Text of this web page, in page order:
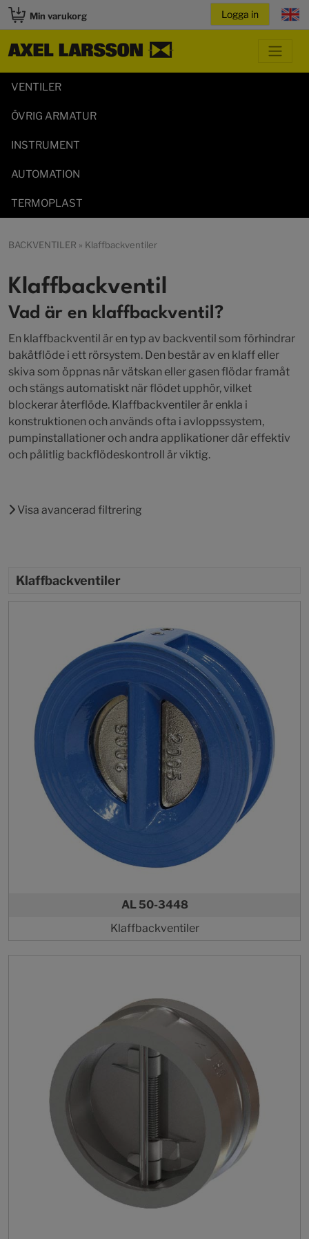
Min varukorg
VENTILER
ÖVRIG ARMATUR
INSTRUMENT
AUTOMATION
TERMOPLAST
BACKVENTILER » Klaffbackventiler
Klaffbackventil
Vad är en klaffbackventil?
En klaffbackventil är en typ av backventil som förhindrar
bakåtflöde i ett rörsystem. Den består av en klaff eller
skiva som öppnas när vätskan eller gasen flödar framåt
och stängs automatiskt när flödet upphör, vilket
blockerar återflöde. Klaffbackventiler är enkla i
konstruktionen och används ofta i avloppssystem,
pumpinstallationer och andra applikationer där effektiv
och pålitlig backflödeskontroll är viktig.
Visa avancerad filtrering
Klaffbackventiler
AL 50-3448
Klaffbackventiler